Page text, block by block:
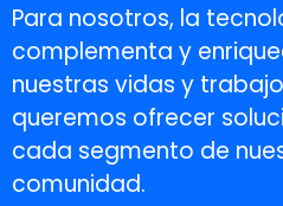
Para nosotros, la
complementa y
nuestras vidas y
queremos ofrecer
cada segmento de
comunidad.